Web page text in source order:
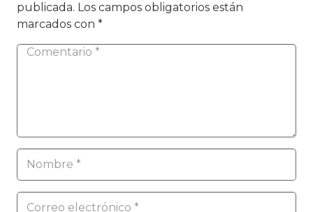
publicada. Los campos obligatorios están
marcados con *